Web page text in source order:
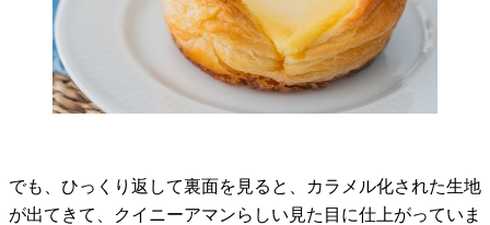
でも、ひっくり返して裏面を見ると、カラメル化された生地
が出てきて、クイニーアマンらしい見た目に仕上がっていま